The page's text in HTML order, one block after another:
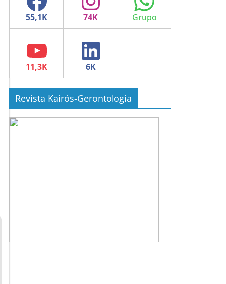
YouTube LinkedIn
Revista Kairós-Gerontologia